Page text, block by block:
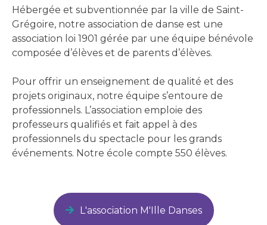
Hébergée et subventionnée par la ville de Saint-
Grégoire, notre association de danse est une
association loi 1901 gérée par une équipe bénévole
composée d’élèves et de parents d’élèves.
Pour offrir un enseignement de qualité et des
projets originaux, notre équipe s’entoure de
professionnels. L’association emploie des
professeurs qualifiés et fait appel à des
professionnels du spectacle pour les grands
événements. Notre école compte 550 élèves.
L'association M'Ille Danses